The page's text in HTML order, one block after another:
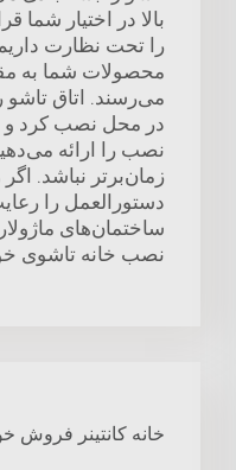
بالا در اختیار شما
را تحت نظارت
محصولات شما به
می‌رسند. اتاق
در محل نصب کرد و
نصب را ارائه
زمان‌برتر نباشد.
دستورالعمل را
نصب خانه تاشوی
خانه کانتینر فروش